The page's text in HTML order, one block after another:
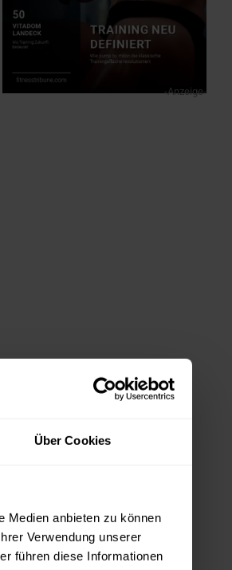
Über Cookies
Medien anbieten zu können
Verwendung unserer
führen diese Informationen
-Anzeige-